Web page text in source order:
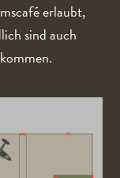
erlaubt,
sind auch